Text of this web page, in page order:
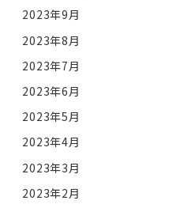
2023年9月
2023年8月
2023年7月
2023年6月
2023年5月
2023年4月
2023年3月
2023年2月